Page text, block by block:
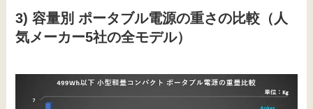
3) 容量別 ポータブル電源の重さの比較（人
気メーカー5社の全モデル）